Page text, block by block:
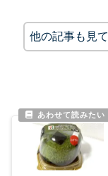
他の記事も見